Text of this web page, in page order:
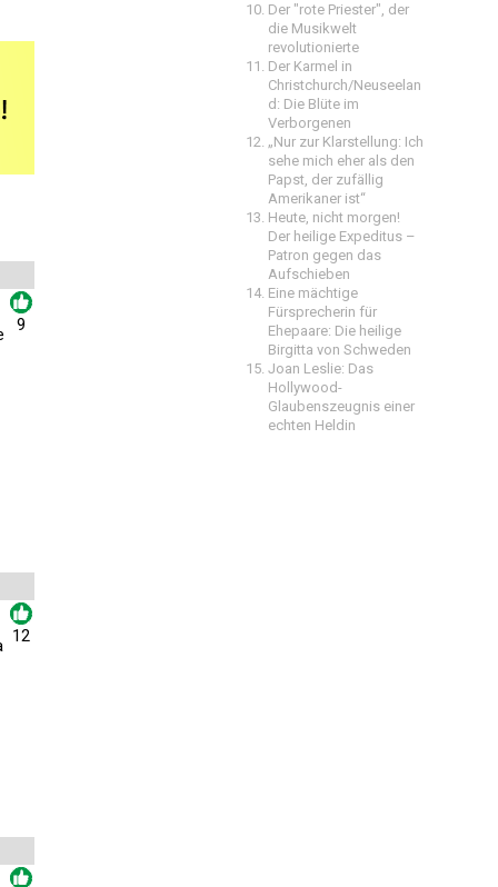
9
12
Der "rote Priester", der
die Musikwelt
revolutionierte
Der Karmel in
Christchurch/Neuseelan
d: Die Blüte im
Verborgenen
„Nur zur Klarstellung: Ich
sehe mich eher als den
Papst, der zufällig
Amerikaner ist“
Heute, nicht morgen!
Der heilige Expeditus –
Patron gegen das
Aufschieben
Eine mächtige
Fürsprecherin für
Ehepaare: Die heilige
Birgitta von Schweden
Joan Leslie: Das
Hollywood-
Glaubenszeugnis einer
echten Heldin